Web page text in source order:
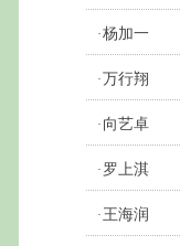
·杨加一
·万行翔
· 向艺卓
· 罗上淇
· 王海润